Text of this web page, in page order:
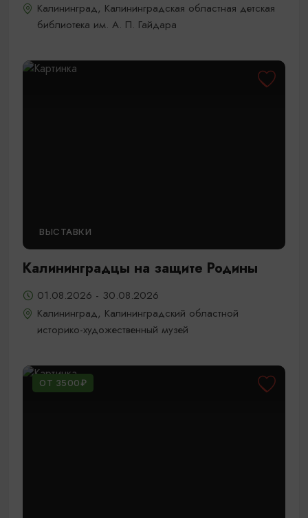
Калининград, Калининградская областная детская
библиотека им. А. П. Гайдара
ВЫСТАВКИ
Калининградцы на защите Родины
01.08.2026 - 30.08.2026
Калининград, Калининградский областной
историко-художественный музей
ОТ 3500₽